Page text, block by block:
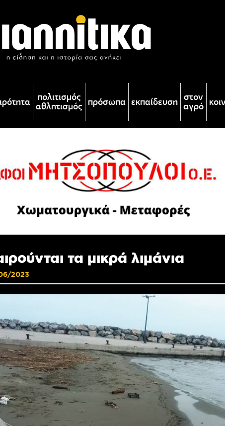
πολιτισμός
αθλητισμός πρόσωπα εκπαίδευση στον
αγρό
τα μικρά λιμάνια
2023